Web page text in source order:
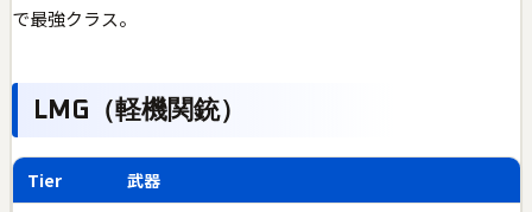
で最強クラス。
LMG（軽機関銃）
Tier
武器